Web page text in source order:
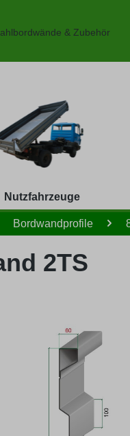
Nutzfahrzeuge
Bordwandprofile
2TS